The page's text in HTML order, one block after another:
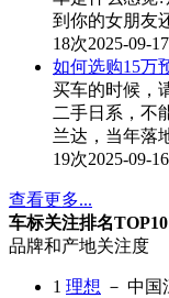
到你的女朋友
18次2025-09-17
如何选购15万
买车的时候，
二手日系，不
兰达，当年落
19次2025-09-16
查看更多...
车标关注排名TOP10
品牌和产地关注度
1 理想 － 中国